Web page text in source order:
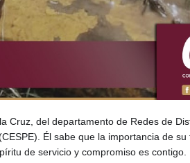
Cruz, del departamento de Redes de
Él sabe que la importancia de
de servicio y compromiso es contigo.